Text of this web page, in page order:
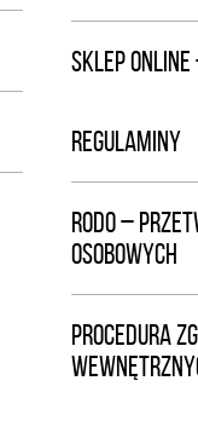
SKLEP
REGULAMINY
RODO –
OSOBOWYCH
PROCEDURA